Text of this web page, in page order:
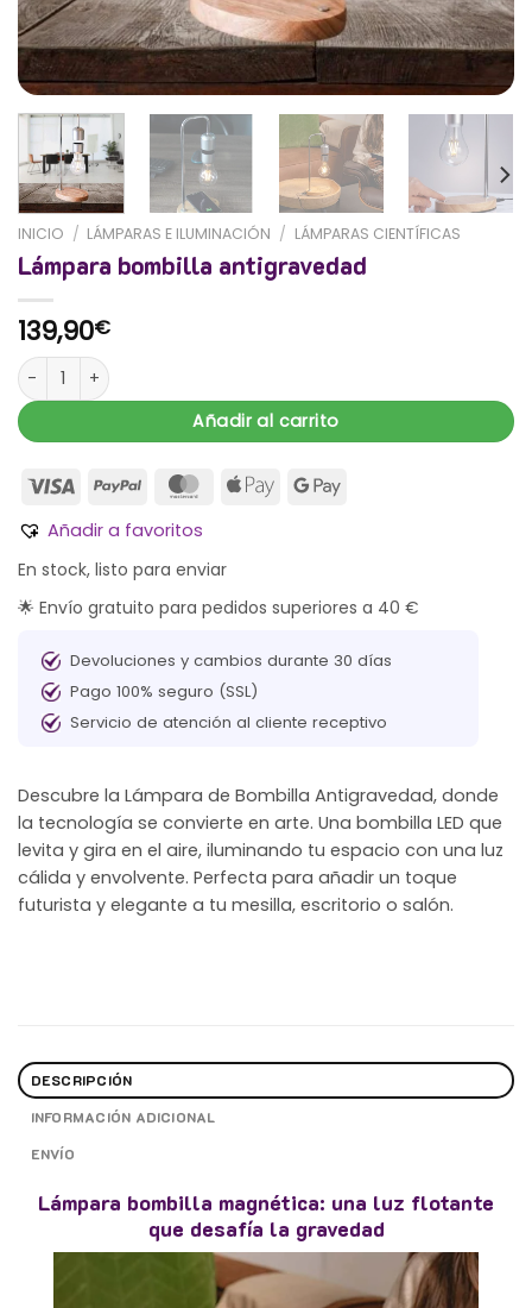
INICIO / LÁMPARAS E ILUMINACIÓN / LÁMPARAS CIENTÍFICAS
Lámpara bombilla antigravedad
139,90€
Lámpara bombilla antigravedad cantidad
Añadir al carrito
Añadir a favoritos
En stock, listo para enviar
🌟 Envío gratuito para pedidos superiores a 40 €
Devoluciones y cambios durante 30 días
Pago 100% seguro (SSL)
Servicio de atención al cliente receptivo
Descubre la Lámpara de Bombilla Antigravedad, donde
la tecnología se convierte en arte. Una bombilla LED que
levita y gira en el aire, iluminando tu espacio con una luz
cálida y envolvente. Perfecta para añadir un toque
futurista y elegante a tu mesilla, escritorio o salón.
DESCRIPCIÓN
INFORMACIÓN ADICIONAL
ENVÍO
Lámpara bombilla magnética: una luz flotante
que desafía la gravedad